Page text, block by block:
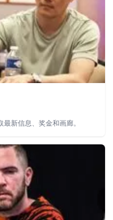
新信息、奖金和画廊。